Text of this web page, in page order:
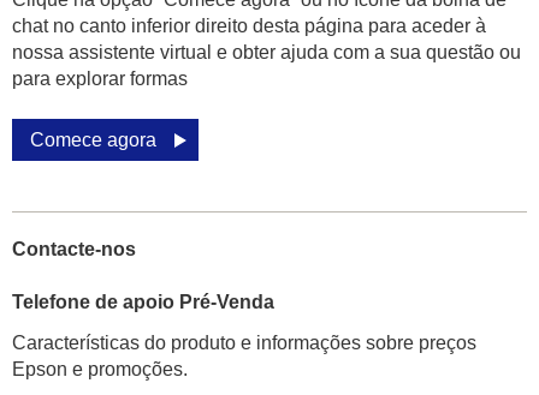
chat no canto inferior direito desta página para aceder à
nossa assistente virtual e obter ajuda com a sua questão ou
para explorar formas
Comece agora
Contacte-nos
Telefone de apoio Pré-Venda
Características do produto e informações sobre preços
Epson e promoções.